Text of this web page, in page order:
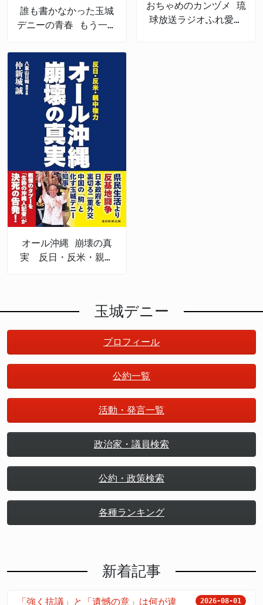
誰も書かなかった玉城
デニーの青春 もう一つ
おちゃめのカンヅメ 琉
球放送ラジオふれ愛パ
オール沖縄 崩壊の真
実 反日・反米・親中
玉城デニー
プロフィール
公約一覧
活動・発言一覧
政治家・議員検索
公約・政策検索
各種ランキング
新着記事
「強く抗議」と「遺憾の意」は何が違 2026-08-01